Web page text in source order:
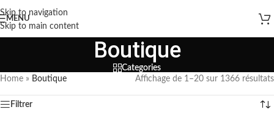
Skip to navigation
Skip to main content
MENU
Boutique
Categories
Home » Boutique Affichage de 1–20 sur 1366 résultats
Filtrer